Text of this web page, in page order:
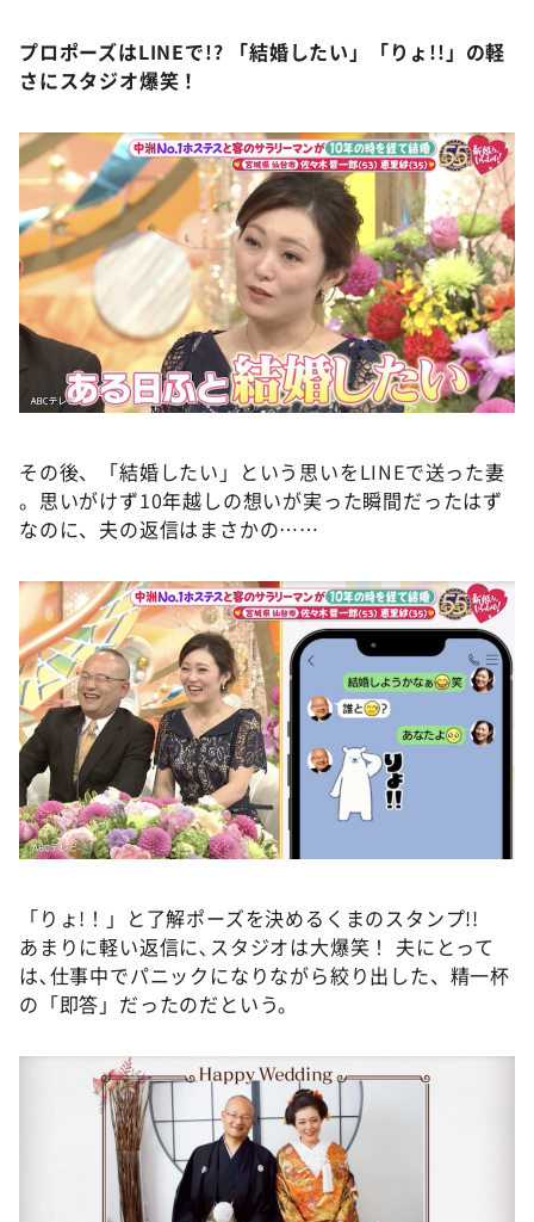
プロポーズはLINEで!? 「結婚したい」「りょ!!」の軽
さにスタジオ爆笑！
その後、「結婚したい」という思いをLINEで送った妻
。思いがけず10年越しの想いが実った瞬間だったはず
なのに、夫の返信はまさかの……
「りょ!！」と了解ポーズを決めるくまのスタンプ!!
あまりに軽い返信に､スタジオは大爆笑！ 夫にとって
は､仕事中でパニックになりながら絞り出した、精一杯
の「即答」だったのだという。